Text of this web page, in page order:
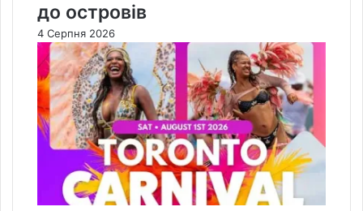
до островів
4 Серпня 2026